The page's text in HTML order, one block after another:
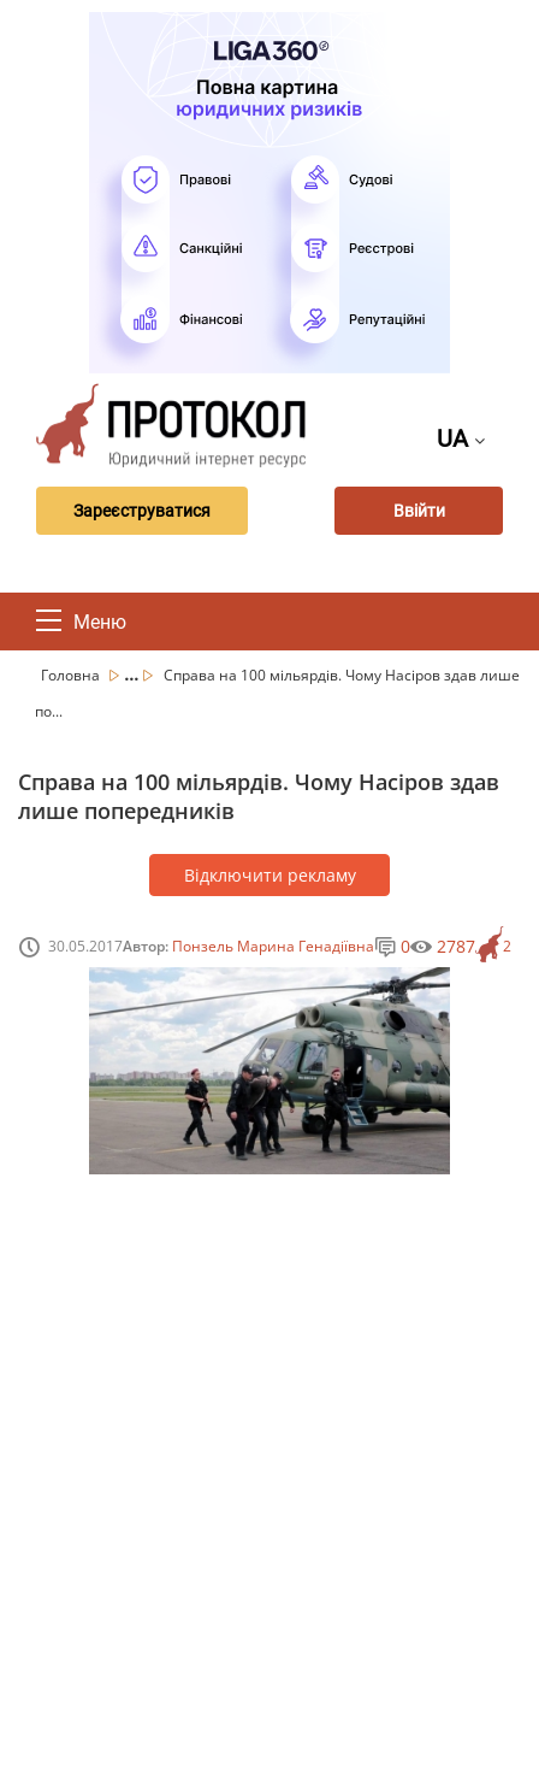
UA
Зареєструватися Ввійти
Меню
Головна ...
Справа на 100 мільярдів. Чому Насіров здав лише
по...
Справа на 100 мільярдів. Чому Насіров здав
лише попередників
Відключити рекламу
30.05.2017Автор: Понзель Марина Генадіївна 2
0 2787